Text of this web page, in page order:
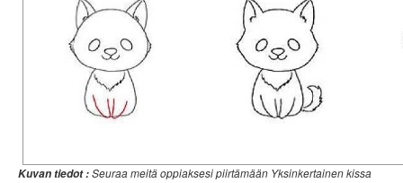
Kuvan tiedot :Seuraa meitä oppiaksesi piirtämään Yksinkertainen kissa